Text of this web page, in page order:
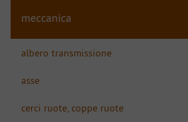
meccanica
albero transmissione
asse
cerci ruote, coppe ruote